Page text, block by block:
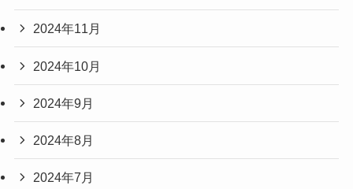
2024年11月
2024年10月
2024年9月
2024年8月
2024年7月